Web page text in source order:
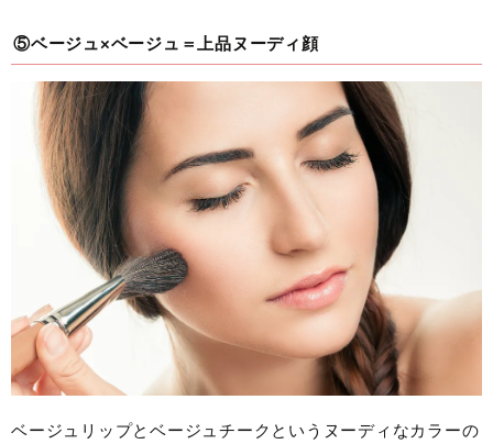
⑤ベージュ×ベージュ＝上品ヌーディ顔
ベージュリップとベージュチークというヌーディなカラーの